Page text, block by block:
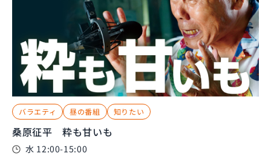
バラエティ 昼の番組 知りたい
桑原征平 粋も甘いも
水 12:00-15:00